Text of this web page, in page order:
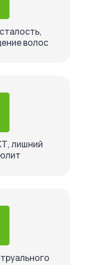
волос
лишний